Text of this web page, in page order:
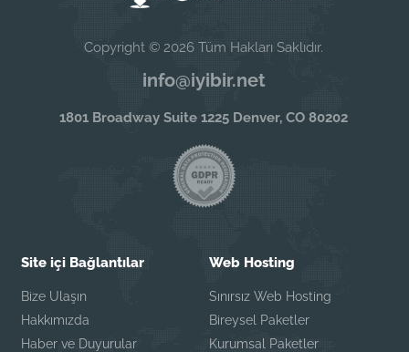
Copyright © 2026 Tüm Hakları Saklıdır.
info@iyibir.net
1801 Broadway Suite 1225 Denver, CO 80202
Site içi Bağlantılar
Bize Ulaşın
Hakkımızda
Haber ve Duyurular
Web Hosting
Sınırsız Web Hosting
Bireysel Paketler
Kurumsal Paketler